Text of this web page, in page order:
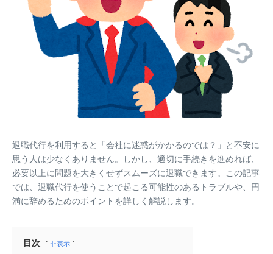
退職代行を利用すると「会社に迷惑がかかるのでは？」と不安に
思う人は少なくありません。しかし、適切に手続きを進めれば、
必要以上に問題を大きくせずスムーズに退職できます。この記事
では、退職代行を使うことで起こる可能性のあるトラブルや、円
満に辞めるためのポイントを詳しく解説します。
目次 非表示